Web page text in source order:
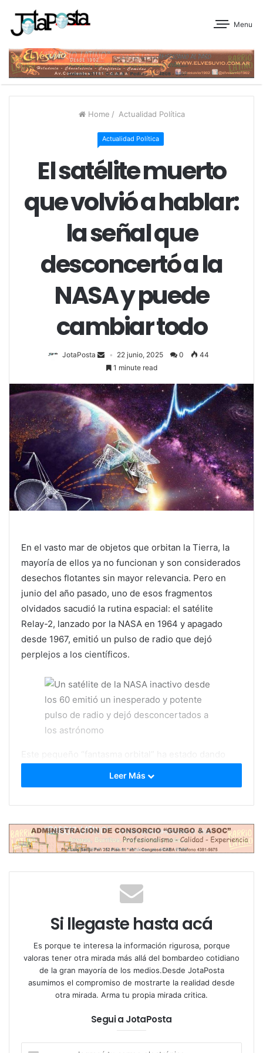
Menu
Home / Actualidad Política
Actualidad Política
El satélite muerto
que volvió a hablar:
la señal que
desconcertó a la
NASA y puede
cambiar todo
JotaPosta 22 junio, 2025 0
44
1 minute read
En el vasto mar de objetos que orbitan la Tierra, la
mayoría de ellos ya no funcionan y son considerados
desechos flotantes sin mayor relevancia. Pero en
junio del año pasado, uno de esos fragmentos
olvidados sacudió la rutina espacial: el satélite
Relay-2, lanzado por la NASA en 1964 y apagado
desde 1967, emitió un pulso de radio que dejó
perplejos a los científicos.
vueltas al planeta sin energía ni control, como parte
del creciente problema de la basura espacial. Sin
radiotelescopio ASKAP, sacó a Relay-2 del olvido y
puso en alerta la comunidad aeroespacial.
una fracción minúscula de segundo, menos de 30
nanosegundos, pero fue lo suficientemente fuerte
como para destacar entre todas las señales
cósmicas habituales. El origen, según los análisis,
coincide exactamente con la órbita donde se
encuentra el Relay-2, descartando fenómenos
astronómicos distantes.
Leer Más
Si llegaste hasta acá
Es porque te interesa la información rigurosa, porque
valoras tener otra mirada más allá del bombardeo cotidiano
de la gran mayoría de los medios.Desde JotaPosta
asumimos el compromiso de mostrarte la realidad desde
otra mirada. Arma tu propia mirada critica.
Segui a JotaPosta